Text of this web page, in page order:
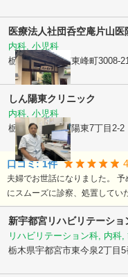
医療法人社団呑空庵片山医
内科, 小児科
栃木県宇都宮市東峰町3008-
しん陽東クリニック
内科, 小児科
栃木県宇都宮市陽東7丁目2-2
口コミ:1件 4
夫婦でお世話になりました。
にスムーズに診察、処置してい
新宇都宮リハビリテーショ
リハビリテーション科, 内科,
栃木県宇都宮市東今泉2丁目5